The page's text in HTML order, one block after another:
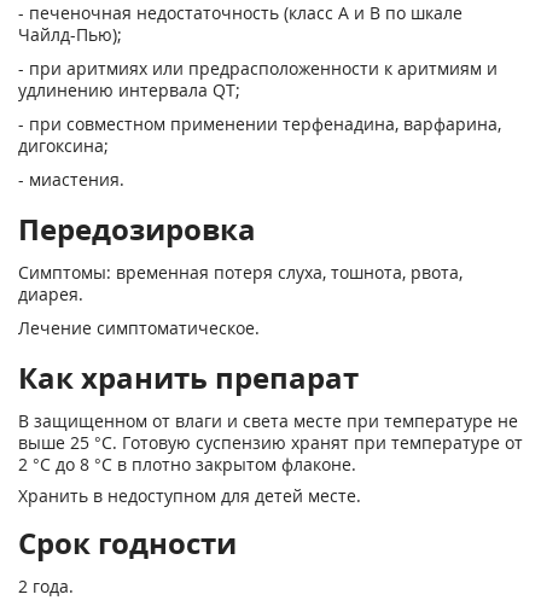
- печеночная недостаточность (класс А и В по шкале
Чайлд-Пью);
- при аритмиях или предрасположенности к аритмиям и
удлинению интервала QT;
- при совместном применении терфенадина, варфарина,
дигоксина;
- миастения.
Передозировка
Симптомы: временная потеря слуха, тошнота, рвота,
диарея.
Лечение симптоматическое.
Как хранить препарат
В защищенном от влаги и света месте при температуре не
выше 25 °С. Готовую суспензию хранят при температуре от
2 °С до 8 °С в плотно закрытом флаконе.
Хранить в недоступном для детей месте.
Срок годности
2 года.